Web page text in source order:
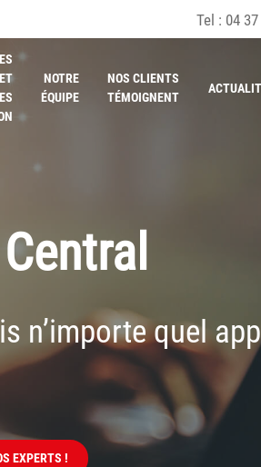
Tel : 04
NOTRE
ÉQUIPE
NOS CLIENTS
TÉMOIGNENT
n’importe quel
EXPERTS !